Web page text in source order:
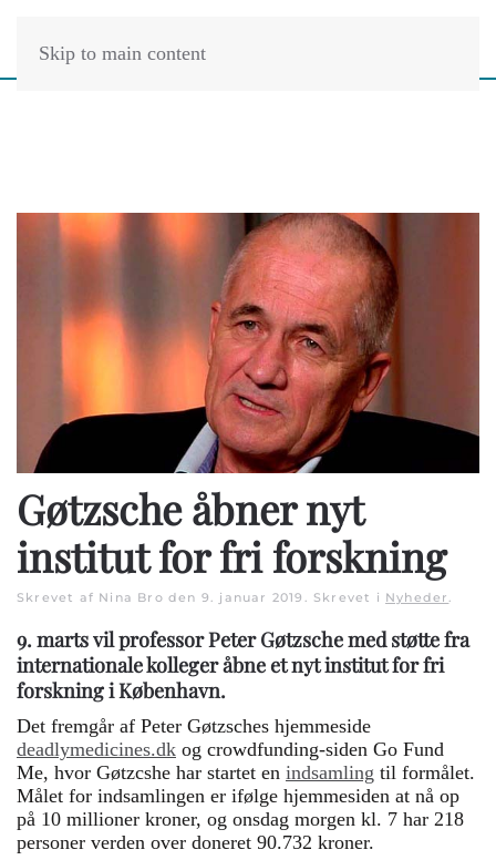
Skip to main content
Gøtzsche åbner nyt
institut for fri forskning
Skrevet af Nina Bro den 9. januar 2019 . Skrevet i Nyheder.
9. marts vil professor Peter Gøtzsche med støtte fra
internationale kolleger åbne et nyt institut for fri
forskning i København.
Det fremgår af Peter Gøtzsches hjemmeside
deadlymedicines.dk og crowdfunding-siden Go Fund
Me, hvor Gøtzcshe har startet en indsamling til formålet.
Målet for indsamlingen er ifølge hjemmesiden at nå op
på 10 millioner kroner, og onsdag morgen kl. 7 har 218
personer verden over doneret 90.732 kroner.